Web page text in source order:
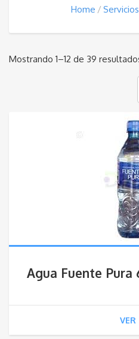
Home Servicios
Mostrando 1–12 de 39
Agua Fuente Pura
VER